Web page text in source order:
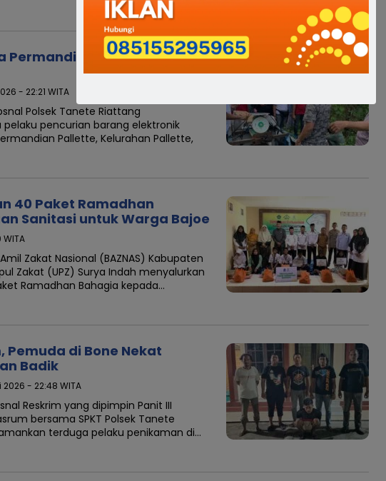
Permandian Pallette Berakhir
- 22:21 WITA
Polsek Tanete Riattang
pencurian barang elektronik
Pallette, Kelurahan Pallette,
40 Paket Ramadhan
Sanitasi untuk Warga Bajoe
WITA
Amil Zakat Nasional (BAZNAS) Kabupaten
Zakat (UPZ) Surya Indah menyalurkan
Ramadhan Bahagia kepada…
Pemuda di Bone Nekat
Badik
2026 - 22:48 WITA
Reskrim yang dipimpin Panit III
bersama SPKT Polsek Tanete
terduga pelaku penikaman di…